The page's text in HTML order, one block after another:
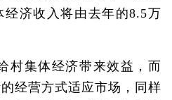
经济收入将由去年的8.5万
集体经济带来效益，而
经营方式适应市场，同样